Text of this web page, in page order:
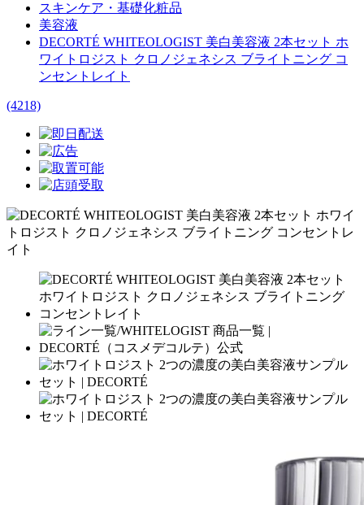
スキンケア・基礎化粧品
美容液
DECORTÉ WHITEOLOGIST 美白美容液 2本セット ホ
ワイトロジスト クロノジェネシス ブライトニング コ
ンセントレイト
(4218)